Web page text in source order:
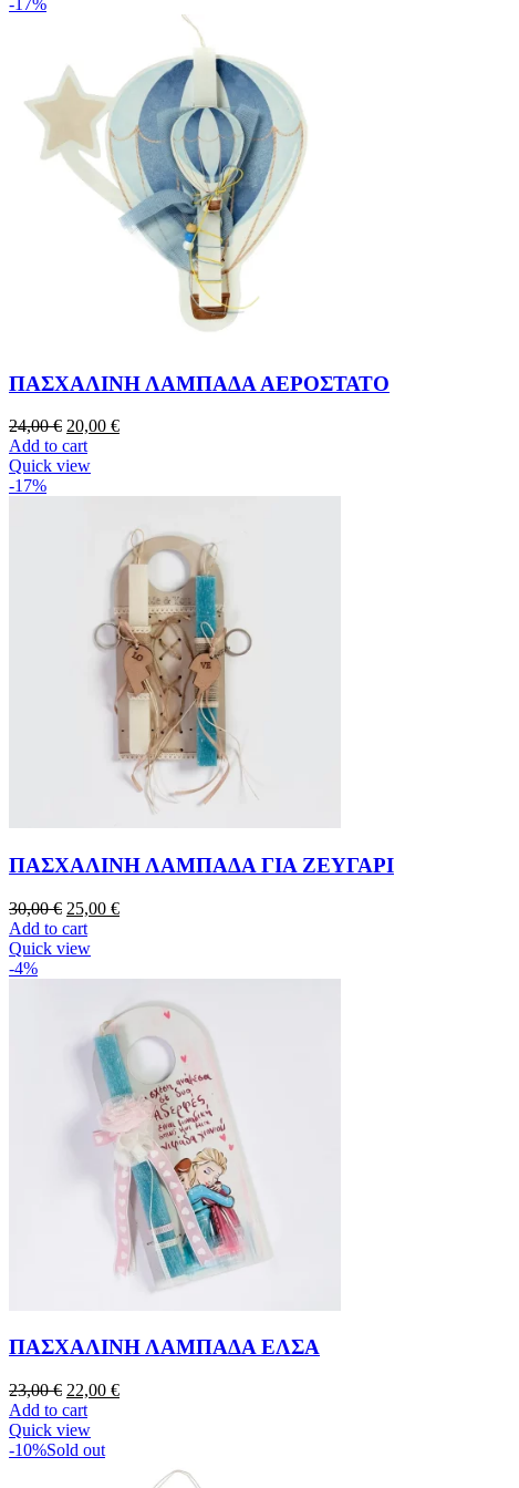
ΠΑΣΧΑΛΙΝΗ ΛΑΜΠΑΔΑ ΑΕΡΟΣΤΑΤΟ
24,00€ 20,00 €
Add to cart
Quick view
-17%
ΠΑΣΧΑΛΙΝΗ ΛΑΜΠΑΔΑ ΓΙΑ ΖΕΥΓΑΡΙ
30,00€ 25,00 €
Add to cart
Quick view
-4%
ΠΑΣΧΑΛΙΝΗ ΛΑΜΠΑΔΑ ΕΛΣΑ
23,00€ 22,00 €
Add to cart
Quick view
-10%Sold out